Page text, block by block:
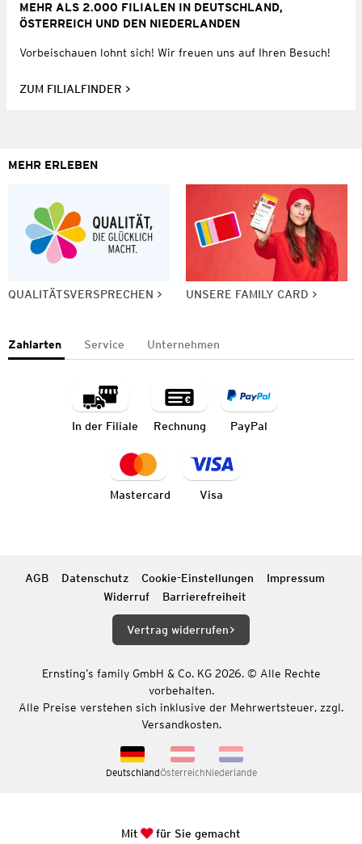
MEHR ALS 2.000 FILIALEN IN DEUTSCHLAND,
ÖSTERREICH UND DEN NIEDERLANDEN
Vorbeischauen lohnt sich! Wir freuen uns auf Ihren Besuch!
ZUM FILIALFINDER
MEHR ERLEBEN
QUALITÄTSVERSPRECHEN UNSERE FAMILY CARD
Zahlarten Service Unternehmen
In der Filiale Rechnung PayPal
Mastercard Visa
AGB Datenschutz Cookie-Einstellungen
Impressum
Widerruf
Barrierefreiheit
Vertrag widerrufen
Ernsting’s family GmbH & Co. KG 2026. © Alle Rechte
vorbehalten.
Alle Preise verstehen sich inklusive der Mehrwertsteuer, zzgl.
Versandkosten.
DeutschlandÖsterreichNiederlande
Mit für Sie gemacht